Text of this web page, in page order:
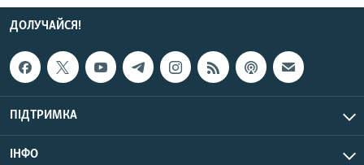
ДОЛУЧАЙСЯ!
ПІДТРИМКА
ІНФО